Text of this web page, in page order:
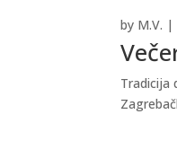
by M.V. |
Tradicija